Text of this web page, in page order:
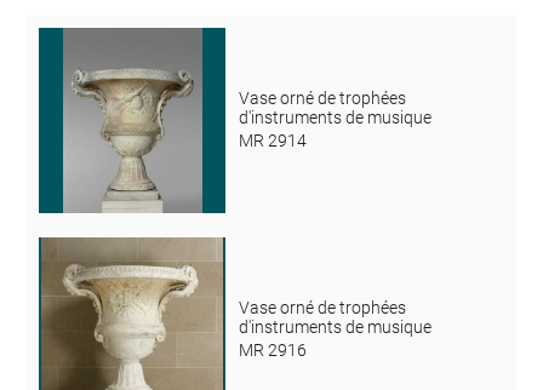
Vase orné de trophées
d'instruments de musique
MR 2914
Vase orné de trophées
d'instruments de musique
MR 2916